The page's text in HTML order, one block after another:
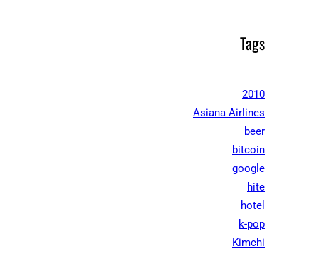
Tags
2010
Asiana Airlines
beer
bitcoin
google
hite
hotel
k-pop
Kimchi